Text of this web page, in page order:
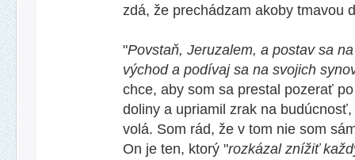
zdá, že prechádzam akoby tmavou
"Povstaň, Jeruzalem, a postav sa
východ a podívaj sa na svojich
chce, aby som sa prestal pozerať
doliny a upriamil zrak na
volá. Som rád, že v tom nie som
On je ten, ktorý "rozkázal znížiť